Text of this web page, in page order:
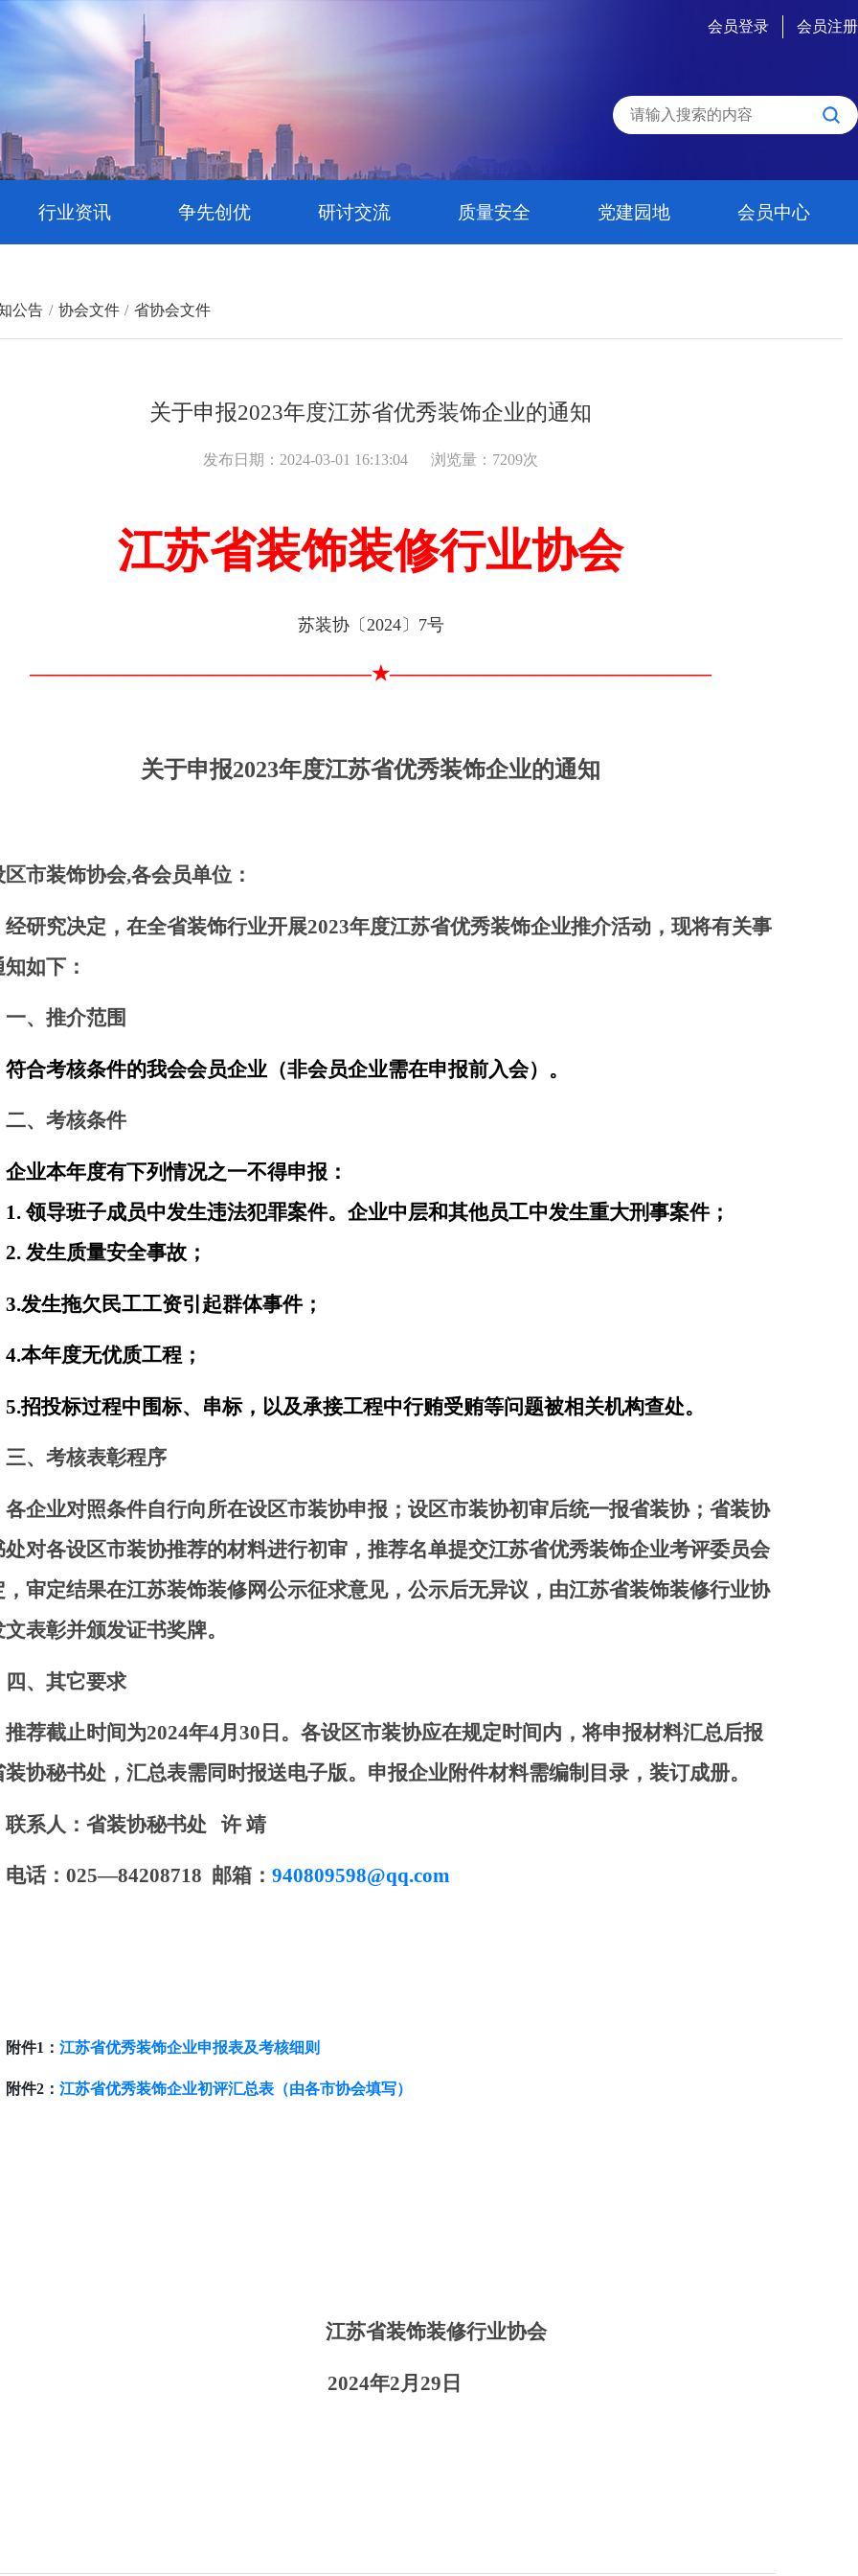
会员登录 会员注册
行业资讯 争先创优 研讨交流 质量安全 党建园地 会员中心
公告 协会文件 省协会文件
关于申报2023年度江苏省优秀装饰企业的通知
发布日期：2024-03-01 16:13:04 浏览量：7209次
江苏省装饰装修行业协会
苏装协〔2024〕7号
—————————————————★————————————————
关于申报2023年度江苏省优秀装饰企业的通知
市装饰协会,各会员单位：
经研究决定，在全省装饰行业开展2023年度江苏省优秀装饰企业推介活动，现将有关事
如下：
一、推介范围
符合考核条件的我会会员企业（非会员企业需在申报前入会）。
二、考核条件
企业本年度有下列情况之一不得申报：
1. 领导班子成员中发生违法犯罪案件。企业中层和其他员工中发生重大刑事案件；
2. 发生质量安全事故；
3.发生拖欠民工工资引起群体事件；
4.本年度无优质工程；
5.招投标过程中围标、串标，以及承接工程中行贿受贿等问题被相关机构查处。
三、考核表彰程序
各企业对照条件自行向所在设区市装协申报；设区市装协初审后统一报省装协；省装协
处对各设区市装协推荐的材料进行初审，推荐名单提交江苏省优秀装饰企业考评委员会
，审定结果在江苏装饰装修网公示征求意见，公示后无异议，由江苏省装饰装修行业协
表彰并颁发证书奖牌。
四、其它要求
推荐截止时间为2024年4月30 日。各设区市装协应在规定时间内，将申报材料汇总后报
装协秘书处，汇总表需同时报送电子版。申报企业附件材料需编制目录，装订成册。
联系人：省装协秘书处 许 靖
电话：025—84208718 邮箱：940809598@qq.com
附件1 ：江苏省优秀装饰企业申报表及考核细则
附件2 ：江苏省优秀装饰企业初评汇总表（由各市协会填写）
江苏省装饰装修行业协会
2024年2月29日